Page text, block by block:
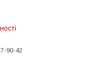
90-42